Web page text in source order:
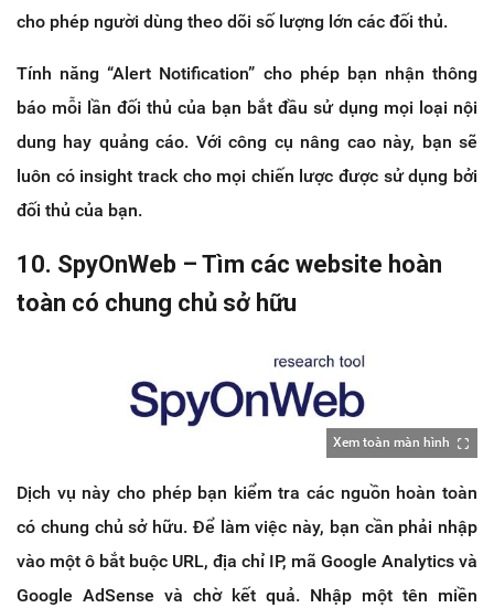
cho phép người dùng theo dõi số lượng lớn các đối thủ.
Tính năng “Alert Notification” cho phép bạn nhận thông
báo mỗi lần đối thủ của bạn bắt đầu sử dụng mọi loại nội
dung hay quảng cáo. Với công cụ nâng cao này, bạn sẽ
luôn có insight track cho mọi chiến lược được sử dụng bởi
đối thủ của bạn.
10. SpyOnWeb – Tìm các website hoàn
toàn có chung chủ sở hữu
Xem toàn màn hình
Dịch vụ này cho phép bạn kiểm tra các nguồn hoàn toàn
có chung chủ sở hữu. Để làm việc này, bạn cần phải nhập
vào một ô bắt buộc URL, địa chỉ IP, mã Google Analytics và
Google AdSense và chờ kết quả. Nhập một tên miền